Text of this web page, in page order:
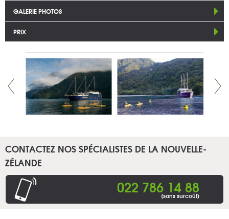
GALERIE PHOTOS
PRIX
CONTACTEZ NOS SPÉCIALISTES DE LA NOUVELLE-
ZÉLANDE
022 786 14 88
(sans surcoût)